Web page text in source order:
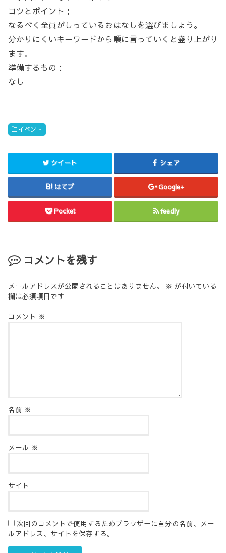
コツとポイント：
なるべく全員がしっているおはなしを選びましょう。
分かりにくいキーワードから順に言っていくと盛り上がり
ます。
準備するもの：
なし
イベント
ツイート シェア
はてブ Google+
Pocket feedly
コメントを残す
メールアドレスが公開されることはありません。 ※ が付いている
欄は必須項目です
コメント ※
名前 ※
メール ※
サイト
次回のコメントで使用するためブラウザーに自分の名前、メー
ルアドレス、サイトを保存する。